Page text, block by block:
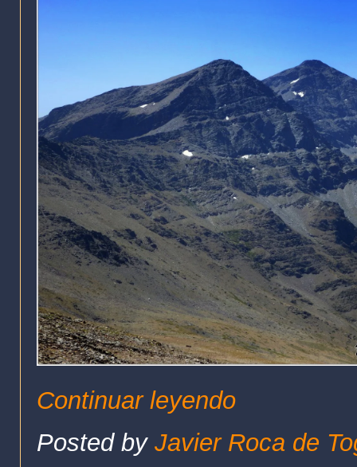
Continuar leyendo
Posted by Javier Roca de